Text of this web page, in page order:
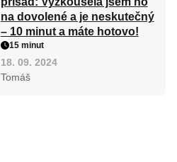
na dovolené a je neskutečný
– 10 minut a máte hotovo!
15 minut
18. 09. 2024
Tomáš